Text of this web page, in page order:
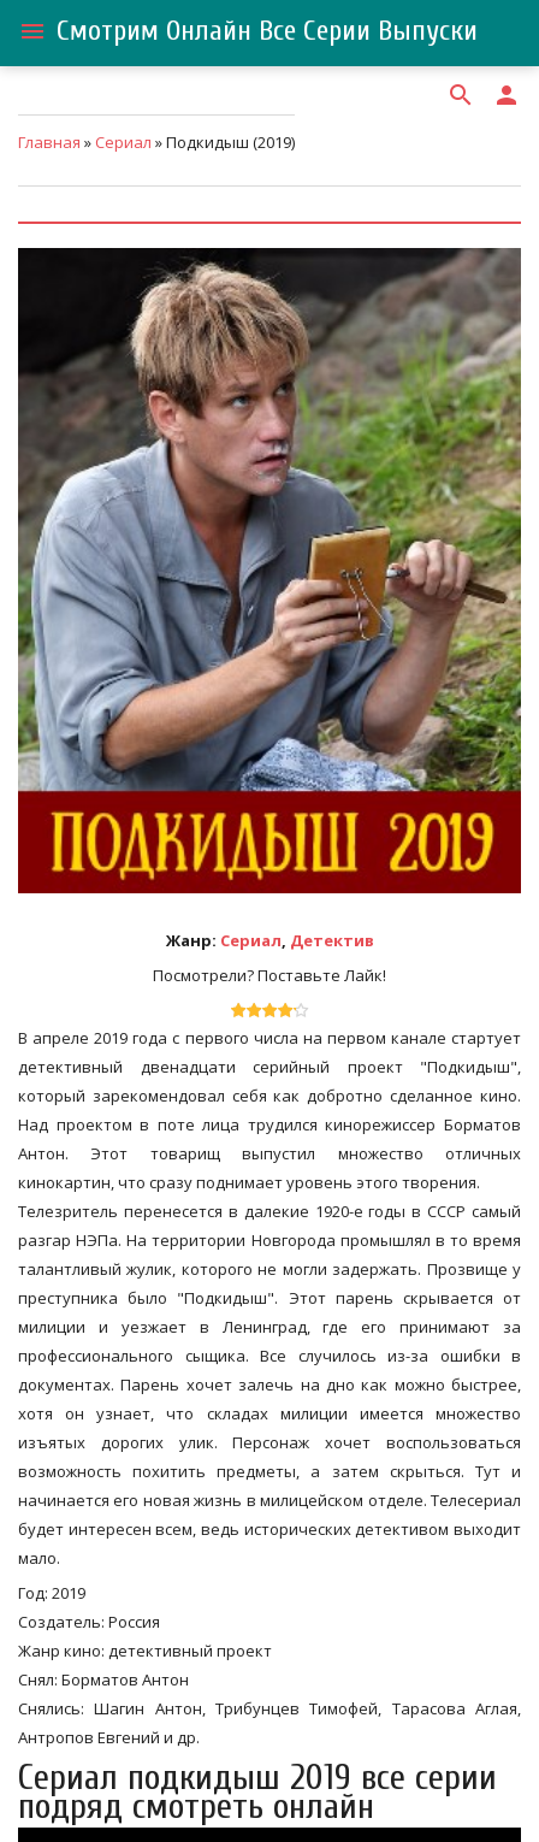
menu Смотрим Онлайн Все Серии Выпуски
search person
Главная » Сериал » Подкидыш (2019)
Жанр: Сериал, Детектив
Посмотрели? Поставьте Лайк!
В апреле 2019 года с первого числа на первом канале стартует
детективный двенадцати серийный проект "Подкидыш",
который зарекомендовал себя как добротно сделанное кино.
Над проектом в поте лица трудился кинорежиссер Борматов
Антон. Этот товарищ выпустил множество отличных
кинокартин, что сразу поднимает уровень этого творения.
Телезритель перенесется в далекие 1920-е годы в СССР самый
разгар НЭПа. На территории Новгорода промышлял в то время
талантливый жулик, которого не могли задержать. Прозвище у
преступника было "Подкидыш". Этот парень скрывается от
милиции и уезжает в Ленинград, где его принимают за
профессионального сыщика. Все случилось из-за ошибки в
документах. Парень хочет залечь на дно как можно быстрее,
хотя он узнает, что складах милиции имеется множество
изъятых дорогих улик. Персонаж хочет воспользоваться
возможность похитить предметы, а затем скрыться. Тут и
начинается его новая жизнь в милицейском отделе. Телесериал
будет интересен всем, ведь исторических детективом выходит
мало.
Год: 2019
Создатель: Россия
Жанр кино: детективный проект
Снял: Борматов Антон
Снялись: Шагин Антон, Трибунцев Тимофей, Тарасова Аглая,
Антропов Евгений и др.
Сериал подкидыш 2019 все серии
подряд смотреть онлайн